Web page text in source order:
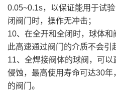
0.05~0.1s，以保证能用于试
闭阀门时，操作无冲击；
10、在全开和全闭时，球体
此高速通过阀门的介质不会引
11、全焊接阀体的球阀，可
侵蚀，最高使用寿命可达30
的阀门。